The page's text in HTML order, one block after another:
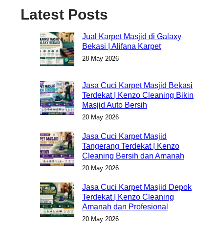
Latest Posts
Jual Karpet Masjid di Galaxy
Bekasi | Alifana Karpet
28 May 2026
Jasa Cuci Karpet Masjid Bekasi
Terdekat | Kenzo Cleaning Bikin
Masjid Auto Bersih
20 May 2026
Jasa Cuci Karpet Masjid
Tangerang Terdekat | Kenzo
Cleaning Bersih dan Amanah
20 May 2026
Jasa Cuci Karpet Masjid Depok
Terdekat | Kenzo Cleaning
Amanah dan Profesional
20 May 2026